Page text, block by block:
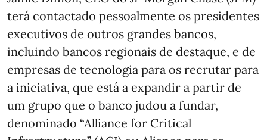
terá contactado pessoalmente os presidentes
executivos de outros grandes bancos,
incluindo bancos regionais de destaque, e de
empresas de tecnologia para os recrutar para
a iniciativa, que está a expandir a partir de
um grupo que o banco judou a fundar,
denominado “Alliance for Critical